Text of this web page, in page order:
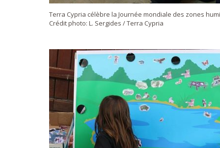
Terra Cypria célèbre la Journée mondiale des zones
Crédit photo: L. Sergides / Terra Cypria